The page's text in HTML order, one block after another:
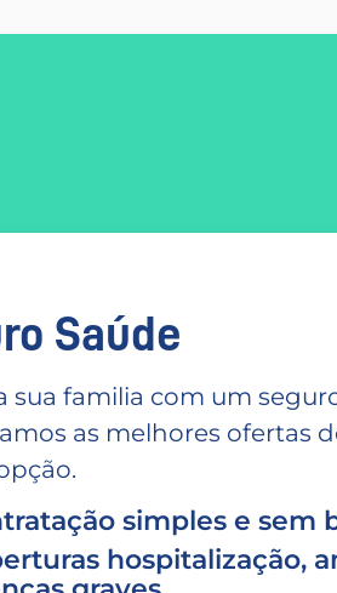
Saúde
sua familia com um
as melhores ofertas
simples e sem
hospitalização,